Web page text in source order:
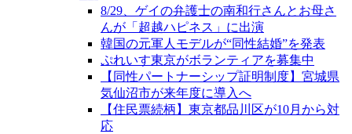
8/29、ゲイの弁護士の南和行さんとお母さ
んが「超越ハピネス」に出演
韓国の元軍人モデルが“同性結婚”を発表
ぷれいす東京がボランティアを募集中
【同性パートナーシップ証明制度】宮城県
気仙沼市が来年度に導入へ
【住民票続柄】東京都品川区が10月から対
応